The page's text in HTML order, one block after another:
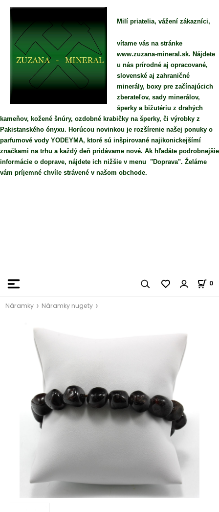
Milí priatelia, vážení zákazníci,
vítame vás na stránke
www.zuzana-mineral.sk. Nájdete
u nás prírodné aj opracované,
slovenské aj zahraničné
minerály, boxy pre začínajúcich
zberateľov, sady minerálov,
šperky a bižutériu z drahých
kameňov, kožené šnúry, ozdobné krabičky na šperky, či výrobky z
Pakistanského ónyxu. Horúcou novinkou je rozšírenie našej ponuky o
parfumové vody YODEYMA, ktoré sú inšpirované najikonickejšímí
značkami na trhu a každý deň pridávame nové. Ak hľadáte podrobnejšie
informácie o doprave, nájdete ich nižšie v menu "Doprava". Želáme
vám príjemné chvíle strávené v našom obchode.
0
Náramky Náramky nugety